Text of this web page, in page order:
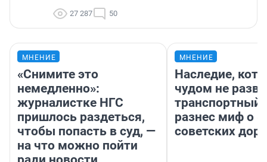
27 287 50
МНЕНИЕ
«Снимите это
немедленно»:
журналистке НГС
пришлось раздеться,
чтобы попасть в суд, —
на что можно пойти
МНЕНИЕ
Наследие,
чудом не
транспортный
разнес миф о
советских